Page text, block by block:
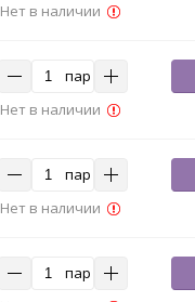
Нет в наличии
пар
Нет в наличии
пар
Нет в наличии
пар